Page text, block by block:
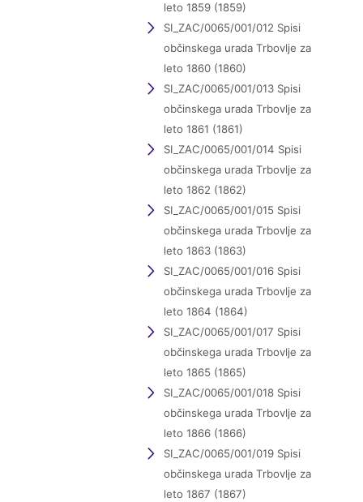
leto 1859 (1859)
SI_ZAC/0065/001/012 Spisi
občinskega urada Trbovlje za
leto 1860 (1860)
SI_ZAC/0065/001/013 Spisi
občinskega urada Trbovlje za
leto 1861 (1861)
SI_ZAC/0065/001/014 Spisi
občinskega urada Trbovlje za
leto 1862 (1862)
SI_ZAC/0065/001/015 Spisi
občinskega urada Trbovlje za
leto 1863 (1863)
SI_ZAC/0065/001/016 Spisi
občinskega urada Trbovlje za
leto 1864 (1864)
SI_ZAC/0065/001/017 Spisi
občinskega urada Trbovlje za
leto 1865 (1865)
SI_ZAC/0065/001/018 Spisi
občinskega urada Trbovlje za
leto 1866 (1866)
SI_ZAC/0065/001/019 Spisi
občinskega urada Trbovlje za
leto 1867 (1867)